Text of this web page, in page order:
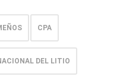
CPA
DEL LITIO